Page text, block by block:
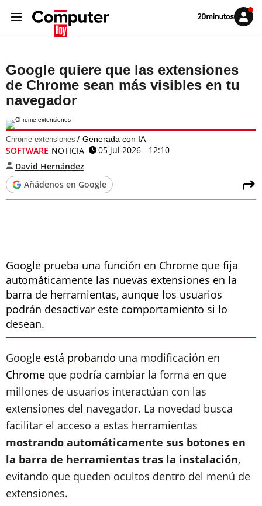
Volver
Iniciar
sesión
Google quiere que las extensiones
de Chrome sean más visibles en tu
navegador
Chrome extensiones Generada con IA
SOFTWARE NOTICIA
05 jul 2026 - 12:10
David Hernández
Añádenos en Google
Google prueba una función en Chrome que fija
automáticamente las nuevas extensiones en la
barra de herramientas, aunque los usuarios
podrán desactivar este comportamiento si lo
desean.
Google está probando una modificación en
Chrome que podría cambiar la forma en que
millones de usuarios interactúan con las
extensiones del navegador. La novedad busca
facilitar el acceso a estas herramientas
mostrando automáticamente sus botones en
la barra de herramientas tras la instalación,
evitando que queden ocultos dentro del menú de
extensiones.